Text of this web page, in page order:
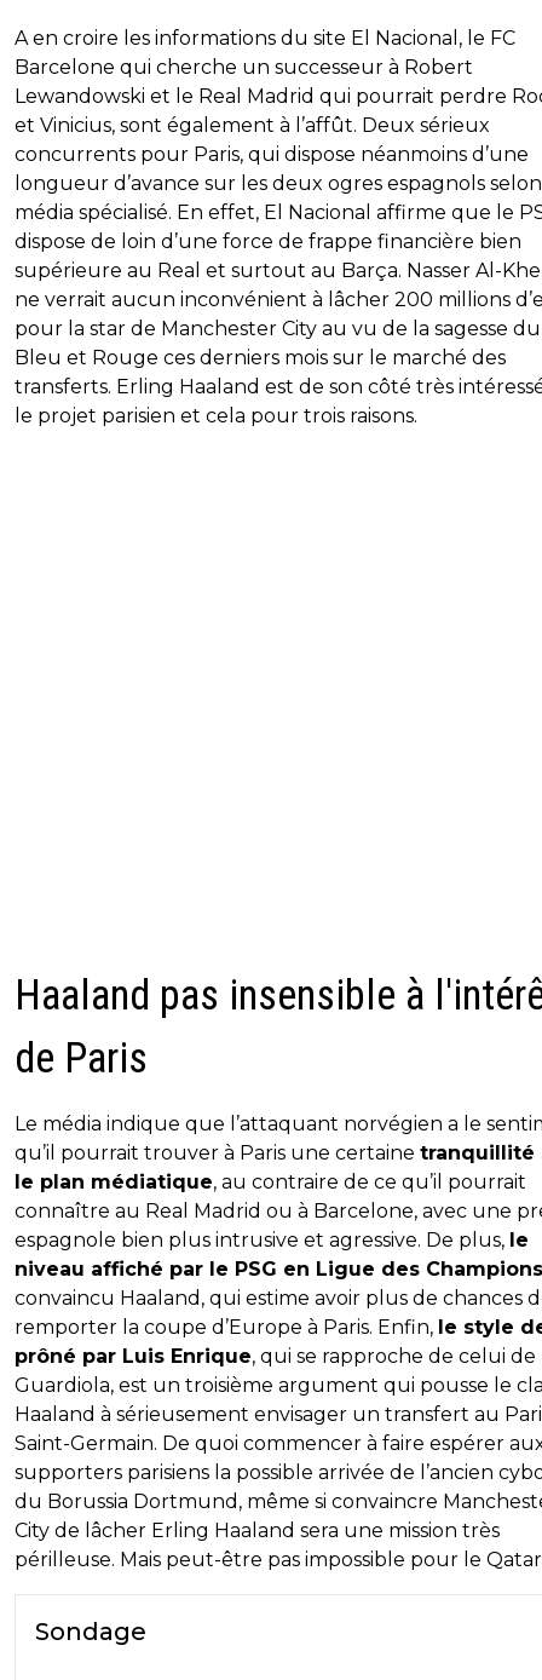
A en croire les informations du site El Nacional, le FC
Barcelone qui cherche un successeur à Robert
Lewandowski et le Real Madrid qui pourrait perdre
et Vinicius, sont également à l’affût. Deux sérieux
concurrents pour Paris, qui dispose néanmoins d’une
longueur d’avance sur les deux ogres espagnols
média spécialisé. En effet, El Nacional affirme que le
dispose de loin d’une force de frappe financière bien
supérieure au Real et surtout au Barça. Nasser Al-
ne verrait aucun inconvénient à lâcher 200 millions
pour la star de Manchester City au vu de la sagesse
Bleu et Rouge ces derniers mois sur le marché des
transferts. Erling Haaland est de son côté très
le projet parisien et cela pour trois raisons.
Haaland pas insensible à
de Paris
Le média indique que l’attaquant norvégien a le
qu’il pourrait trouver à Paris une certaine tranquillité
le plan médiatique, au contraire de ce qu’il pourrait
connaître au Real Madrid ou à Barcelone, avec une
espagnole bien plus intrusive et agressive. De plus, le
niveau affiché par le PSG en Ligue des Champions
convaincu Haaland, qui estime avoir plus de chances
remporter la coupe d’Europe à Paris. Enfin, le style
prôné par Luis Enrique, qui se rapproche de celui de
Guardiola, est un troisième argument qui pousse le
Haaland à sérieusement envisager un transfert au
Saint-Germain. De quoi commencer à faire espérer
supporters parisiens la possible arrivée de l’ancien
du Borussia Dortmund, même si convaincre
City de lâcher Erling Haaland sera une mission très
périlleuse. Mais peut-être pas impossible pour le
Sondage